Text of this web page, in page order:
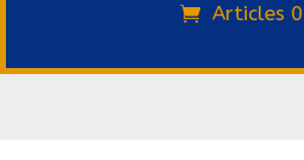
Articles 0